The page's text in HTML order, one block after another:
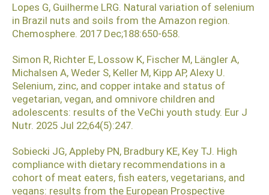
Lopes G, Guilherme LRG. Natural variation of selenium
in Brazil nuts and soils from the Amazon region.
Chemosphere. 2017 Dec;188:650-658.
Simon R, Richter E, Lossow K, Fischer M, Längler A,
Michalsen A, Weder S, Keller M, Kipp AP, Alexy U.
Selenium, zinc, and copper intake and status of
vegetarian, vegan, and omnivore children and
adolescents: results of the VeChi youth study. Eur J
Nutr. 2025 Jul 22;64(5):247.
Sobiecki JG, Appleby PN, Bradbury KE, Key TJ. High
compliance with dietary recommendations in a
cohort of meat eaters, fish eaters, vegetarians, and
vegans: results from the European Prospective